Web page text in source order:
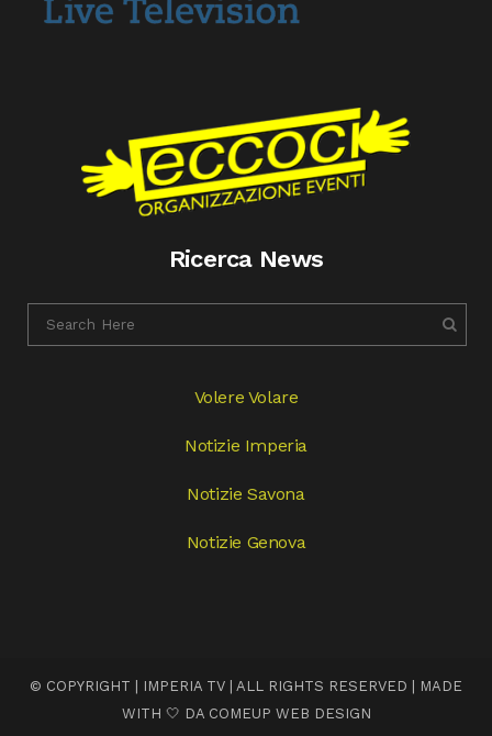
Ricerca News
Volere Volare
Notizie Imperia
Notizie Savona
Notizie Genova
© COPYRIGHT | IMPERIA TV | ALL RIGHTS RESERVED | MADE
WITH 🤍 DA COMEUP WEB DESIGN